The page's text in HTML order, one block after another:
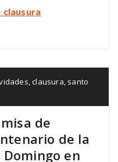
clausura
,clausura, santo
de
de la
en